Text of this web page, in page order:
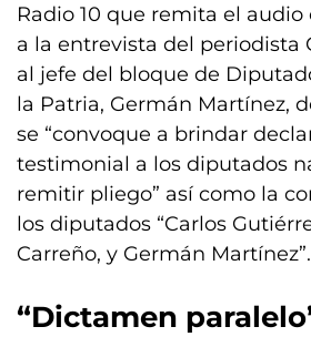
Radio 10 que remita el
a la entrevista del periodista
al jefe del bloque de
la Patria, Germán Martínez,
se “convoque a brindar
testimonial a los diputados
remitir pliego” así como la
los diputados “Carlos
Carreño, y Germán Martínez”.
“Dictamen